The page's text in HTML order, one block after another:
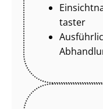
tas­ter